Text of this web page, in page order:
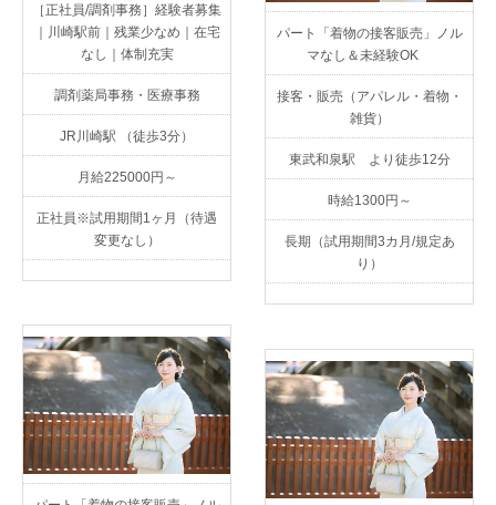
［正社員/調剤事務］経験者募集
｜川崎駅前｜残業少なめ｜在宅
なし｜体制充実
調剤薬局事務・医療事務
JR川崎駅 （徒歩3分）
月給225000円～
正社員※試用期間1ヶ月（待遇
変更なし）
パート「着物の接客販売」ノル
マなし＆未経験OK
接客・販売（アパレル・着物・
雑貨）
東武和泉駅 より徒歩12分
時給1300円～
長期（試用期間3カ月/規定あ
り）